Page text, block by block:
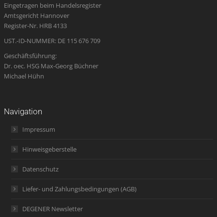
new
window
new
window
new
window
in
new
new
Eingetragen beim Handelsregister
Amtsgericht Hannover
Register-Nr. HRB 4133
UST.-ID-NUMMER: DE 115 676 709
Geschäftsführung:
Dr. oec. HSG Max-Georg Büchner
Michael Hühn
Navigation
Impressum
Hinweisgeberstelle
Datenschutz
Liefer- und Zahlungsbedingungen (AGB)
DEGENER Newsletter